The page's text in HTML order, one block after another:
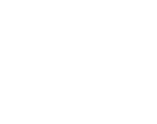
Strength 前列腺健康 臨床